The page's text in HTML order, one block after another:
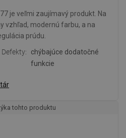
je veľmi zaujímavý produkt. Na
vzhľad, modernú farbu, a na
prúdu.
Defekty
chýbajúce dodatočné
funkcie
tohto produktu